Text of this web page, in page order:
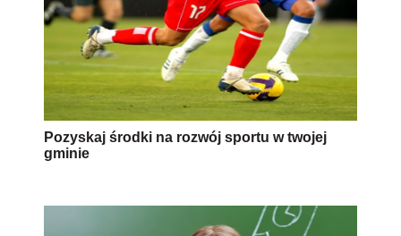
Pozyskaj środki na rozwój sportu w twojej
gminie